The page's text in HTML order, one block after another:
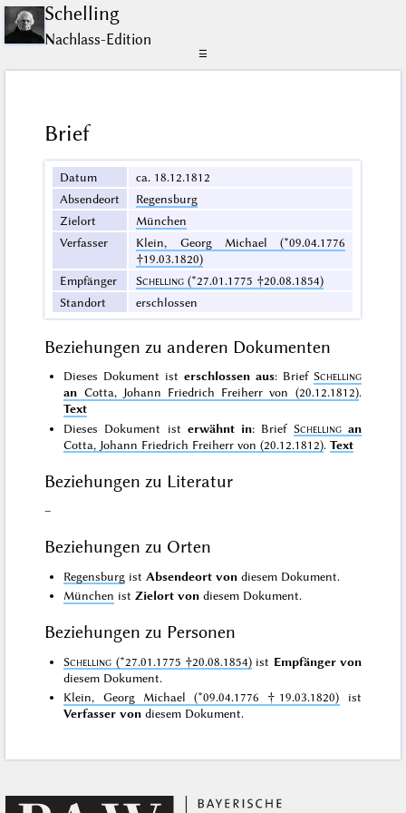
Schelling
Nachlass-Edition
☰
Brief
Datum
ca. 18.12.1812
Absendeort
Regensburg
Zielort
München
Verfasser
Klein, Georg Michael (*09.04.1776
†19.03.1820)
Empfänger
Schelling (*27.01.1775 †20.08.1854)
Standort
erschlossen
Beziehungen zu anderen Dokumenten
Dieses Dokument ist erschlossen aus: Brief Schelling
an Cotta, Johann Friedrich Freiherr von (20.12.1812).
Text
Dieses Dokument ist erwähnt in: Brief Schelling an
Cotta, Johann Friedrich Freiherr von (20.12.1812).Text
Beziehungen zu Literatur
–
Beziehungen zu Orten
Regensburg ist Absendeort von diesem Dokument.
München istZielort von diesem Dokument.
Beziehungen zu Personen
Schelling (*27.01.1775 †20.08.1854) ist Empfänger von
diesem Dokument.
Klein, Georg Michael (*09.04.1776 †19.03.1820) ist
Verfasser von diesem Dokument.